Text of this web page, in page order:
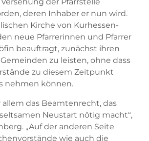
deren Inhaber er nun wird.
Kirche von Kurhessen-
neue Pfarrerinnen und Pfarrer
beauftragt, zunächst ihren
zu leisten, ohne dass
zu diesem Zeitpunkt
nehmen können.
allem das Beamtenrecht, das
Neustart nötig macht“,
„Auf der anderen Seite
wie auch die